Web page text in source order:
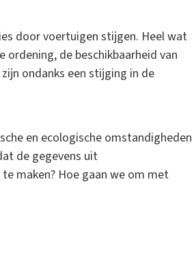
door voertuigen stijgen. Heel wat
de beschikbaarheid van
ondanks een stijging in de
en ecologische omstandigheden
de gegevens uit
maken? Hoe gaan we om met